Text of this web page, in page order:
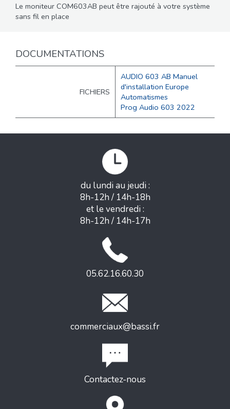
Le moniteur COM603AB peut être rajouté à votre système
sans fil en place
DOCUMENTATIONS
FICHIERS
AUDIO 603 AB Manuel
d'installation Europe
Automatismes
Prog Audio 603 2022
du lundi au jeudi :
8h-12h / 14h-18h
et le vendredi :
8h-12h / 14h-17h
05.62.16.60.30
commerciaux@bassi.fr
Contactez-nous